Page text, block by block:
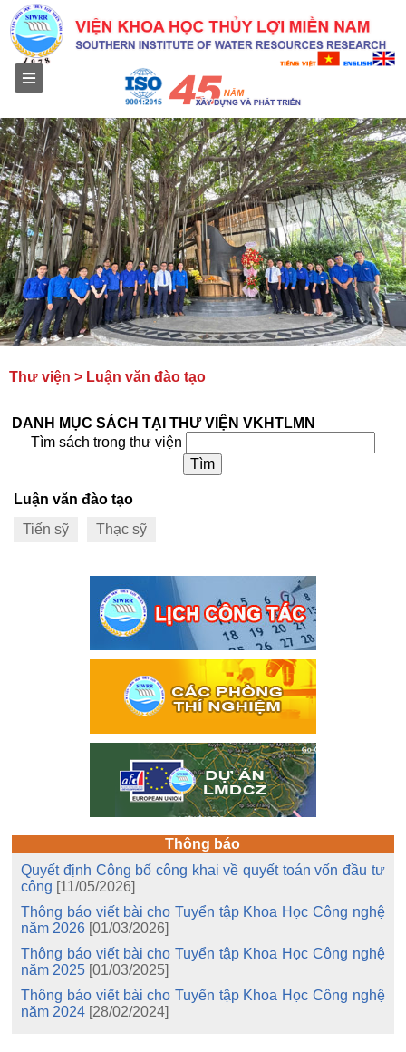
Thư viện > Luận văn đào tạo
DANH MỤC SÁCH TẠI THƯ VIỆN VKHTLMN
Tìm sách trong thư viện
Luận văn đào tạo
Tiến sỹ
Thạc sỹ
Thông báo
Quyết định Công bố công khai về quyết toán vốn đầu tư
công [11/05/2026]
Thông báo viết bài cho Tuyển tập Khoa Học Công nghệ
năm 2026 [01/03/2026]
Thông báo viết bài cho Tuyển tập Khoa Học Công nghệ
năm 2025 [01/03/2025]
Thông báo viết bài cho Tuyển tập Khoa Học Công nghệ
năm 2024 [28/02/2024]